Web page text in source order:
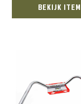
BEKIJK ITEM